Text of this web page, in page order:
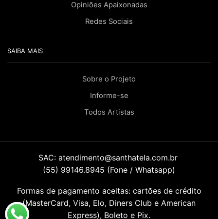
Opiniões Apaixonadas
Redes Sociais
SAIBA MAIS
Sobre o Projeto
Informe-se
Todos Artistas
SAC: atendimento@santhatela.com.br
(55) 99146.8945 (Fone / Whatsapp)
Formas de pagamento aceitas: cartões de crédito
(MasterCard, Visa, Elo, Diners Club e American
Express), Boleto e Pix.